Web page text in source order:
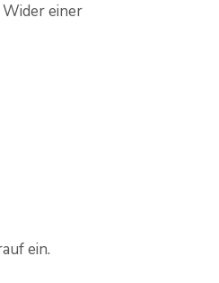
Wider einer
ein.